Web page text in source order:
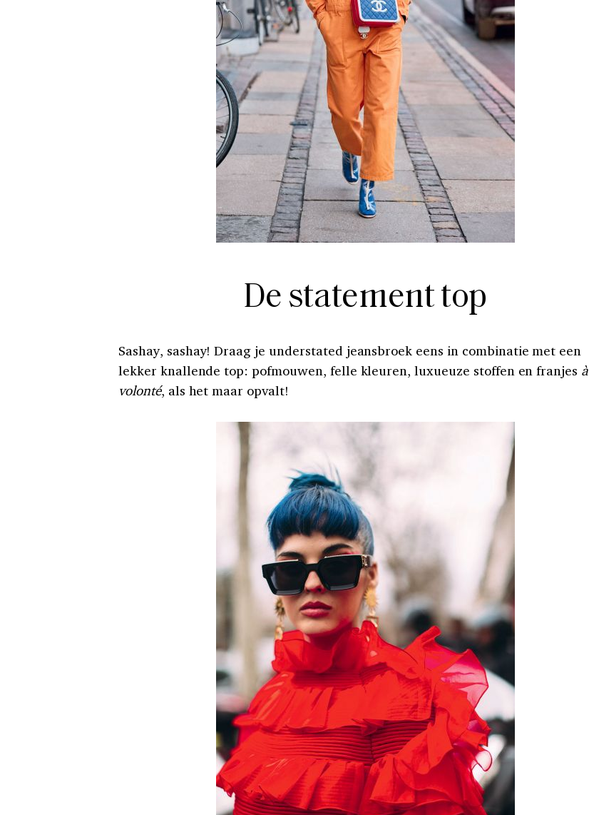
De statement top
Sashay, sashay! Draag je understated jeansbroek eens in combinatie met een
lekker knallende top: pofmouwen, felle kleuren, luxueuze stoffen en franjes à
volonté, als het maar opvalt!